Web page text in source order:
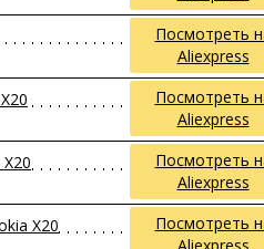
Посмотреть
Aliexpress
Посмотреть
Aliexpress
Посмотреть
Aliexpress
X20
Посмотреть